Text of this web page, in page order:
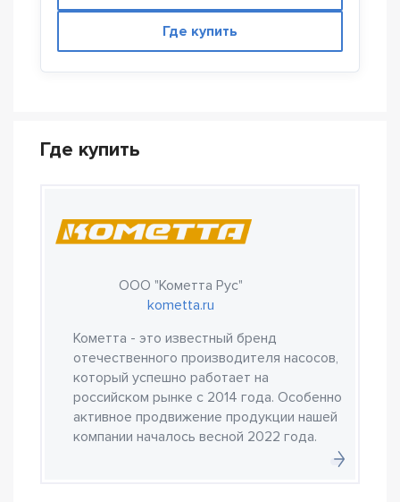
Где купить
Где купить
ООО "Кометта Рус"
kometta.ru
Кометта - это известный бренд
отечественного производителя насосов,
который успешно работает на
российском рынке с 2014 года. Особенно
активное продвижение продукции нашей
компании началось весной 2022 года.